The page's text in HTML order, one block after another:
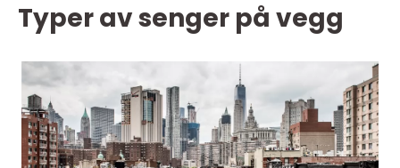
Typer av senger på vegg